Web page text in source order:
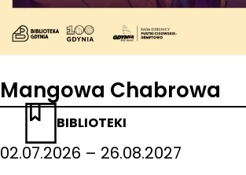
BIBLIOTEKI
Mangowa Chabrowa
02.07.2026 – 26.08.2027